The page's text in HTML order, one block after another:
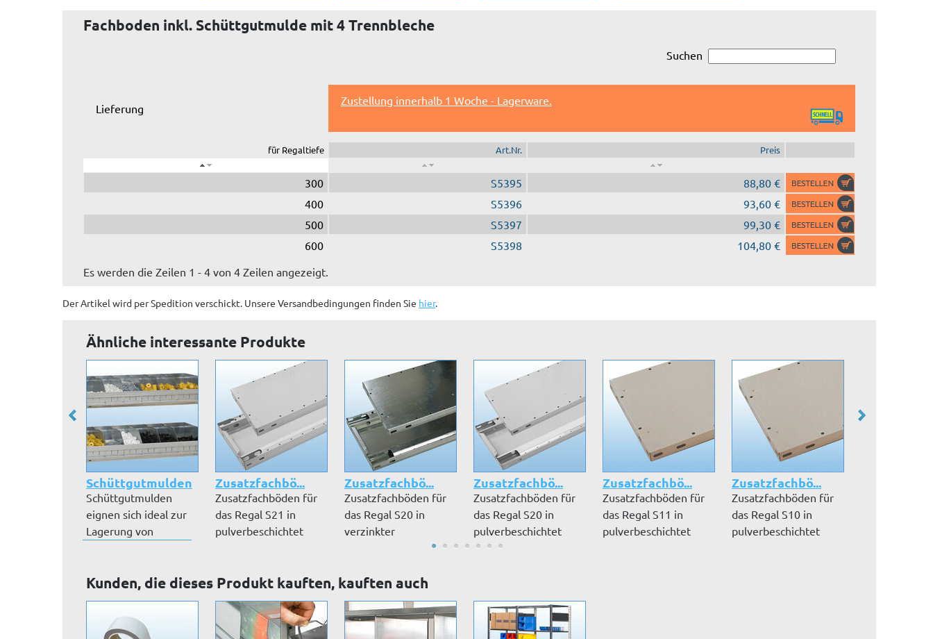
Fachboden inkl. Schüttgutmulde mit 4 Trennbleche
Suchen
Lieferung
Zustellung innerhalb 1 Woche - Lagerware.
für Regaltiefe Art.Nr. Preis
300 S5395
88,80 €
400
S5396
93,60 €
500
S5397
99,30 €
600
S5398
104,80 €
Es werden die Zeilen 1 - 4 von 4 Zeilen angezeigt.
Der Artikel wird per Spedition verschickt. Unsere Versandbedingungen finden Sie hier.
Ähnliche interessante Produkte
Schüttgutmulden
Schüttgutmulden
eignen sich ideal zur
Lagerung von
Zusatzfachbö...
Zusatzfachböden für
das Regal S21 in
pulverbeschichtet
Zusatzfachbö...
Zusatzfachböden für
das Regal S20 in
verzinkter
Ausführung inkl. Fa...
Zusatzfachbö...
Zusatzfachböden für
das Regal S20 in
pulverbeschichtet
RAL 7035 lic...
Zusatzfachbö...
Zusatzfachböden für
das Regal S11 in
pulverbeschichtet
Zusatzfachbö...
Zusatzfachböden für
das Regal S10 in
pulverbeschichtet
Kunden, die dieses Produkt kauften, kauften auch